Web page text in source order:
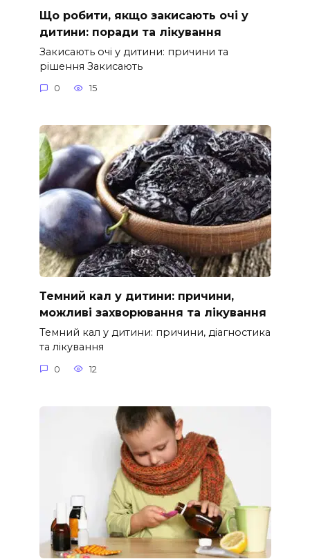
Що робити, якщо закисають очі у
дитини: поради та лікування
Закисають очі у дитини: причини та
рішення Закисають
0 15
Темний кал у дитини: причини,
можливі захворювання та лікування
Темний кал у дитини: причини, діагностика
та лікування
0 12